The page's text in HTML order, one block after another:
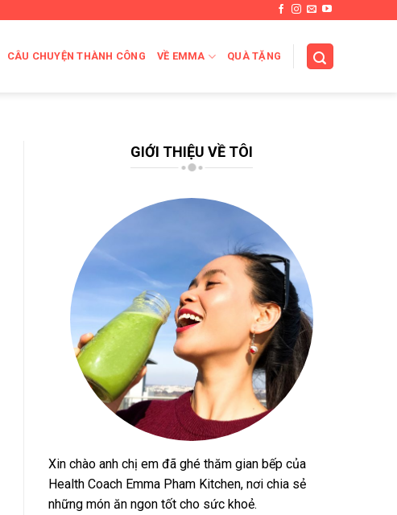
CÂU CHUYỆN THÀNH CÔNG VỀ EMMA QUÀ TẶNG
GIỚI THIỆU VỀ TÔI
Xin chào anh chị em đã ghé thăm gian bếp của
Health Coach Emma Pham Kitchen, nơi chia sẻ
những món ăn ngon tốt cho sức khoẻ.